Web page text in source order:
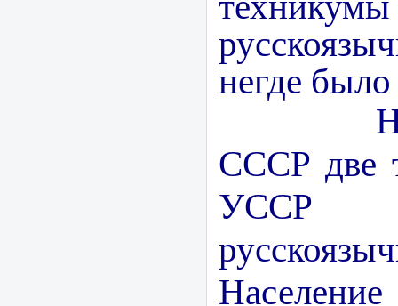
негде было
СССР две